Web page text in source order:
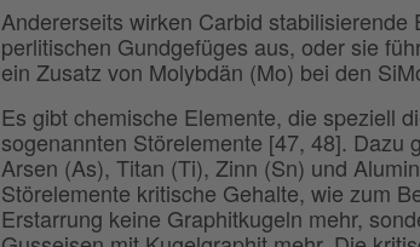
Andererseits wirken Carbid
perlitischen Gundgefüges aus, oder sie
ein Zusatz von Molybdän (Mo) bei den
Es gibt chemische Elemente, die speziell
sogenannten Störelemente [47, 48]. Dazu
Arsen (As), Titan (Ti), Zinn (Sn) und
Störelemente kritische Gehalte, wie zum
Erstarrung keine Graphitkugeln mehr,